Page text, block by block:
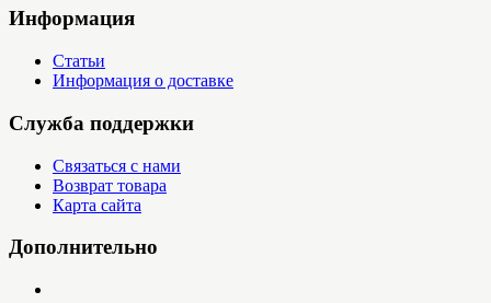
Информация
Статьи
Информация о доставке
Служба поддержки
Связаться с нами
Возврат товара
Карта сайта
Дополнительно